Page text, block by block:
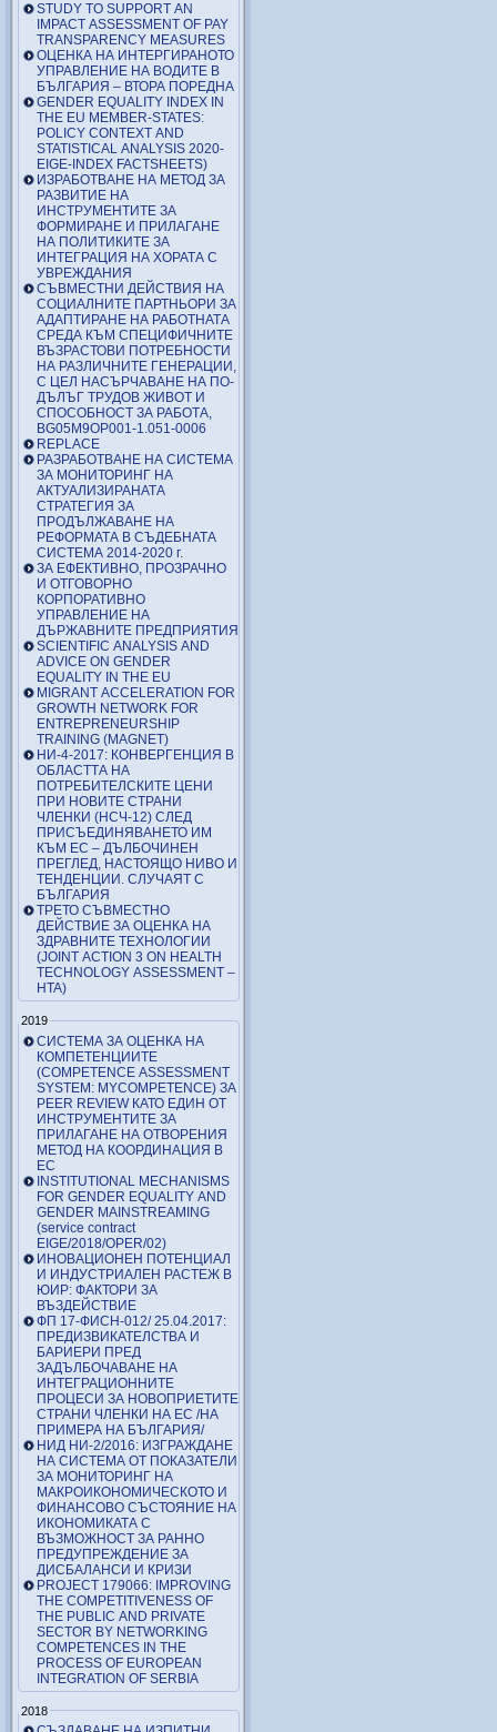
STUDY TO SUPPORT AN
IMPACT ASSESSMENT OF PAY
TRANSPARENCY MEASURES
ОЦЕНКА НА ИНТЕРГИРАНОТО
УПРАВЛЕНИЕ НА ВОДИТЕ В
БЪЛГАРИЯ – ВТОРА ПОРЕДНА
GENDER EQUALITY INDEX IN
THE EU MEMBER-STATES:
POLICY CONTEXT AND
STATISTICAL ANALYSIS 2020-
EIGE-INDEX FACTSHEETS)
ИЗРАБОТВАНЕ НА МЕТОД ЗА
РАЗВИТИЕ НА
ИНСТРУМЕНТИТЕ ЗА
ФОРМИРАНЕ И ПРИЛАГАНЕ
НА ПОЛИТИКИТЕ ЗА
ИНТЕГРАЦИЯ НА ХОРАТА С
УВРЕЖДАНИЯ
СЪВМЕСТНИ ДЕЙСТВИЯ НА
СОЦИАЛНИТЕ ПАРТНЬОРИ ЗА
АДАПТИРАНЕ НА РАБОТНАТА
СРЕДА КЪМ СПЕЦИФИЧНИТЕ
ВЪЗРАСТОВИ ПОТРЕБНОСТИ
НА РАЗЛИЧНИТЕ ГЕНЕРАЦИИ,
С ЦЕЛ НАСЪРЧАВАНЕ НА ПО-
ДЪЛЪГ ТРУДОВ ЖИВОТ И
СПОСОБНОСТ ЗА РАБОТА,
BG05M9OP001-1.051-0006
REPLACE
РАЗРАБОТВАНЕ НА СИСТЕМА
ЗА МОНИТОРИНГ НА
АКТУАЛИЗИРАНАТА
СТРАТЕГИЯ ЗА
ПРОДЪЛЖАВАНЕ НА
РЕФОРМАТА В СЪДЕБНАТА
СИСТЕМА 2014-2020 г.
ЗА ЕФЕКТИВНО, ПРОЗРАЧНО
И ОТГОВОРНО
КОРПОРАТИВНО
УПРАВЛЕНИЕ НА
ДЪРЖАВНИТЕ ПРЕДПРИЯТИЯ
SCIENTIFIC ANALYSIS AND
ADVICE ON GENDER
EQUALITY IN THE EU
MIGRANT ACCELERATION FOR
GROWTH NETWORK FOR
ENTREPRENEURSHIP
TRAINING (MAGNET)
НИ-4-2017: КОНВЕРГЕНЦИЯ В
ОБЛАСТТА НА
ПОТРЕБИТЕЛСКИТЕ ЦЕНИ
ПРИ НОВИТЕ СТРАНИ
ЧЛЕНКИ (НСЧ-12) СЛЕД
ПРИСЪЕДИНЯВАНЕТО ИМ
КЪМ ЕС – ДЪЛБОЧИНЕН
ПРЕГЛЕД, НАСТОЯЩО НИВО И
ТЕНДЕНЦИИ. СЛУЧАЯТ С
БЪЛГАРИЯ
ТРЕТО СЪВМЕСТНО
ДЕЙСТВИЕ ЗА ОЦЕНКА НА
ЗДРАВНИТЕ ТЕХНОЛОГИИ
(JOINT ACTION 3 ON HEALTH
TECHNOLOGY ASSESSMENT –
HTA)
2019
СИСТЕМА ЗА ОЦЕНКА НА
КОМПЕТЕНЦИИТЕ
(COMPETENCE ASSESSMENT
SYSTEM: MYCOMPETENCE) ЗА
PEER REVIEW КАТО ЕДИН ОТ
ИНСТРУМЕНТИТЕ ЗА
ПРИЛАГАНЕ НА ОТВОРЕНИЯ
МЕТОД НА КООРДИНАЦИЯ В
ЕС
INSTITUTIONAL MECHANISMS
FOR GENDER EQUALITY AND
GENDER MAINSTREAMING
(service contract
EIGE/2018/OPER/02)
ИНОВАЦИОНЕН ПОТЕНЦИАЛ
И ИНДУСТРИАЛЕН РАСТЕЖ В
ЮИР: ФАКТОРИ ЗА
ВЪЗДЕЙСТВИЕ
ФП 17-ФИСН-012/ 25.04.2017:
ПРЕДИЗВИКАТЕЛСТВА И
БАРИЕРИ ПРЕД
ЗАДЪЛБОЧАВАНЕ НА
ИНТЕГРАЦИОННИТЕ
ПРОЦЕСИ ЗА НОВОПРИЕТИТЕ
СТРАНИ ЧЛЕНКИ НА ЕС /НА
ПРИМЕРА НА БЪЛГАРИЯ/
НИД НИ-2/2016: ИЗГРАЖДАНЕ
НА СИСТЕМА ОТ ПОКАЗАТЕЛИ
ЗА МОНИТОРИНГ НА
МАКРОИКОНОМИЧЕСКОТО И
ФИНАНСОВО СЪСТОЯНИЕ НА
ИКОНОМИКАТА С
ВЪЗМОЖНОСТ ЗА РАННО
ПРЕДУПРЕЖДЕНИЕ ЗА
ДИСБАЛАНСИ И КРИЗИ
PROJECT 179066: IMPROVING
THE COMPETITIVENESS OF
THE PUBLIC AND PRIVATE
SECTOR BY NETWORKING
COMPETENCES IN THE
PROCESS OF EUROPEAN
INTEGRATION OF SERBIA
2018